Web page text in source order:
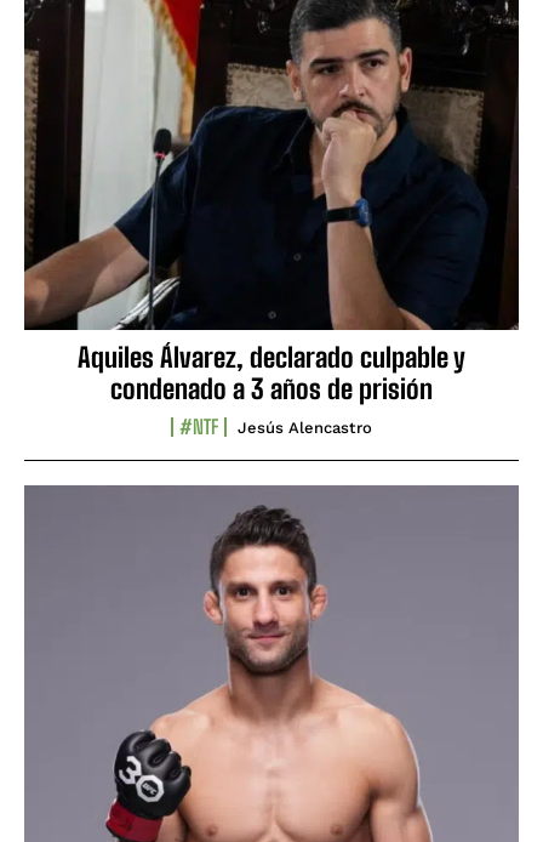
Aquiles Álvarez, declarado culpable y
condenado a 3 años de prisión
#NTF Jesús Alencastro